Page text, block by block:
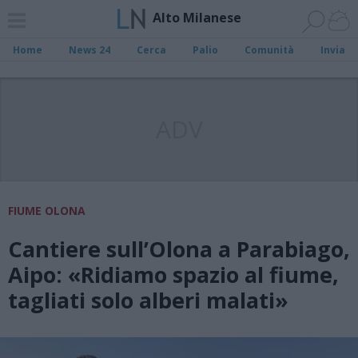
Alto Milanese
Home News 24 Cerca Palio Comunità Invia
FIUME OLONA
Cantiere sull’Olona a Parabiago,
Aipo: «Ridiamo spazio al fiume,
tagliati solo alberi malati»